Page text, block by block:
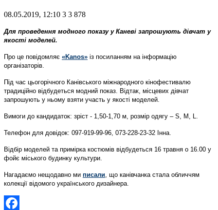
08.05.2019, 12:10 3 3 878
Для проведення модного показу у Каневі запрошують дівчат у
якості моделей.
Про це повідомляє «Kanos» із посиланням на інформацію
організаторів.
Під час цьогорічного Канівського міжнародного кінофестивалю
традиційно відбудеться модний показ. Відтак, місцевих дівчат
запрошують у ньому взяти участь у якості моделей.
Вимоги до кандидаток: зріст - 1,50-1,70 м, розмір одягу – S, M, L.
Телефон для довідок: 097-919-99-96, 073-228-23-32 Інна.
Відбір моделей та примірка костюмів відбудеться 16 травня о 16.00 у
фойє міського будинку культури.
Нагадаємо нещодавно ми писали , що канівчанка стала обличчям
колекції відомого українського дизайнера.